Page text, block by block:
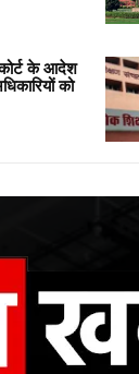
के आदेश
को